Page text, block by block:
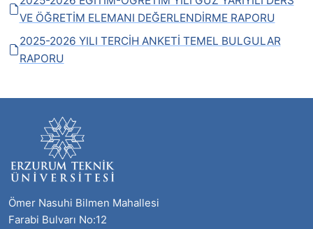
VE ÖĞRETİM ELEMANI DEĞERLENDİRME RAPORU
2025-2026 YILI TERCİH ANKETİ TEMEL BULGULAR
RAPORU
Ömer Nasuhi Bilmen Mahallesi
Farabi Bulvarı No:12